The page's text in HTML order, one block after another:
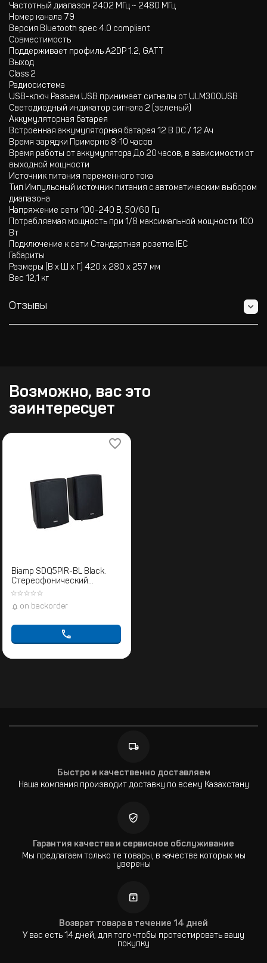
Частотный диапазон 2402 МГц ~ 2480 МГц
Номер канала 79
Версия Bluetooth spec 4.0 compliant
Совместимость
Поддерживает профиль A2DP 1.2, GATT
Выход
Class 2
Радиосистема
USB-ключ Разъем USB принимает сигналы от ULM300USB
Светодиодный индикатор сигнала 2 (зеленый)
Аккумуляторная батарея
Встроенная аккумуляторная батарея 12 В DC / 12 Aч
Время зарядки Примерно 8-10 часов
Время работы от аккумулятора До 20 часов, в зависимости от
выходной мощности
Источник питания переменного тока
Тип Импульсный источник питания с автоматическим выбором
диапазона
Напряжение сети 100-240 В, 50/60 Гц
Потребляемая мощность при 1/8 максимальной мощности 100
Вт
Подключение к сети Стандартная розетка IEC
Габариты
Размеры (В х Ш х Г) 420 x 280 x 257 мм
Вес 12,1 кг
Отзывы
Возможно, вас это
заинтересует
Biamp SDQ5PIR-BL Black.
Cтереофонический
комплект
громкоговорителей
on backorder
Быстро и качественно доставляем
Наша компания производит доставку по всему Казахстану
Гарантия качества и сервисное обслуживание
Мы предлагаем только те товары, в качестве которых мы
уверены
Возврат товара в течение 14 дней
У вас есть 14 дней, для того чтобы протестировать вашу
покупку